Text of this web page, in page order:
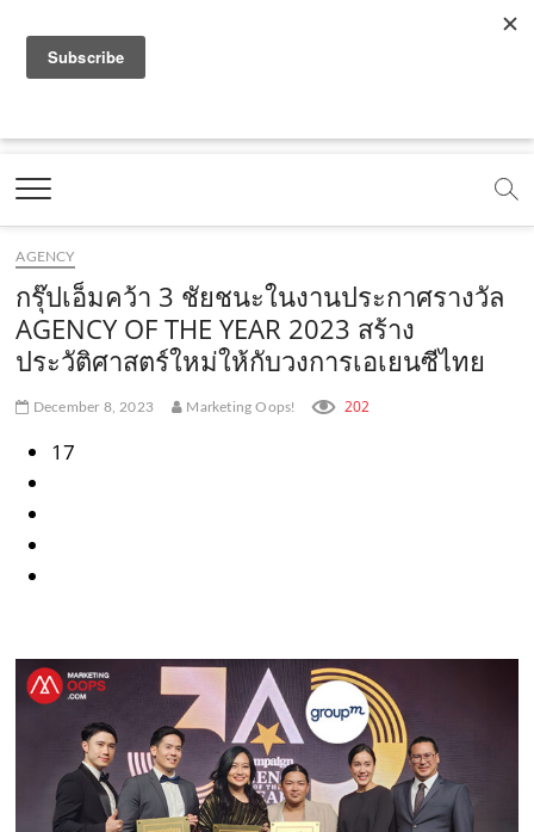
a
e
b
o
o
k
.
c
o
o
t
b
e
.
c
o
.
o
e
m
t
g
a
m
.
t
k
c
o
m
Marketing Oops!
DIGITAL | CREATIVE | ADVERTISING | CAMPAIGN |
AGENCY
กรุ๊ปเอ็มคว้า 3 ชัยชนะในงานประกาศรางวัล
AGENCY OF THE YEAR 2023 สร้าง
ประวัติศาสตร์ใหม่ให้กับวงการเอเยนซีไทย
December 8, 2023 Marketing Oops! 202
17